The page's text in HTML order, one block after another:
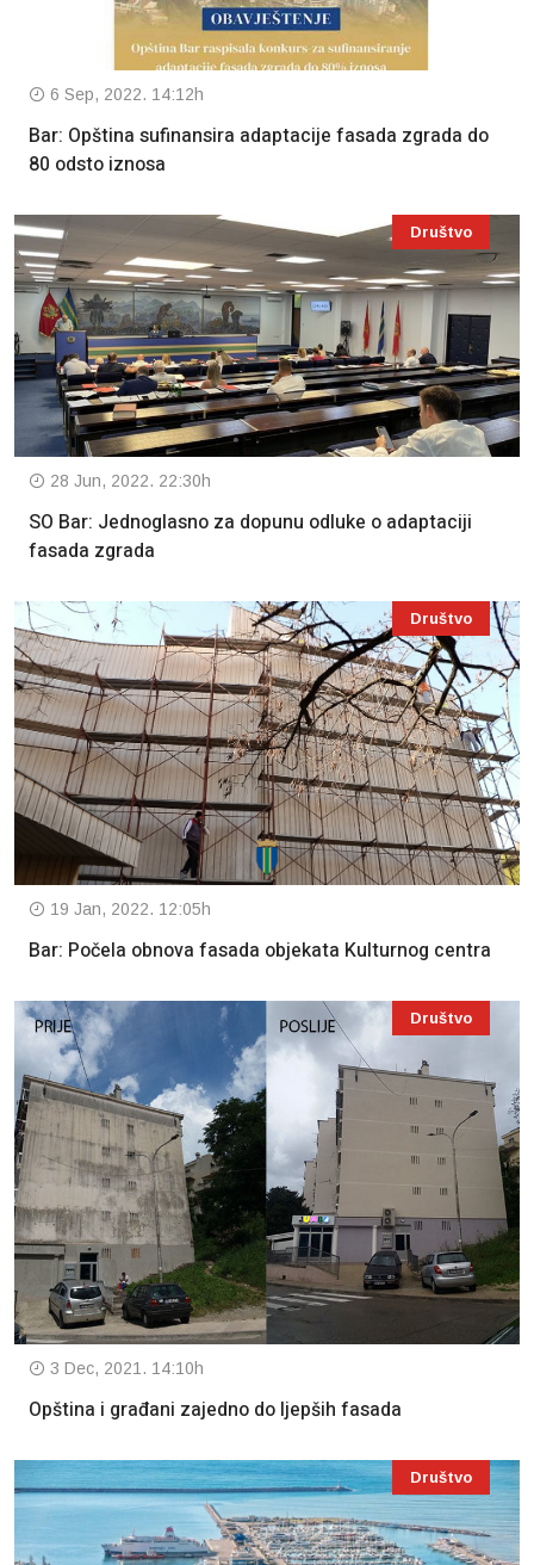
6 Sep, 2022. 14:12h
Bar: Opština sufinansira adaptacije fasada zgrada do
80 odsto iznosa
Društvo
28 Jun, 2022. 22:30h
SO Bar: Jednoglasno za dopunu odluke o adaptaciji
fasada zgrada
Društvo
19 Jan, 2022. 12:05h
Bar: Počela obnova fasada objekata Kulturnog centra
Društvo
3 Dec, 2021. 14:10h
Opština i građani zajedno do ljepših fasada
Društvo